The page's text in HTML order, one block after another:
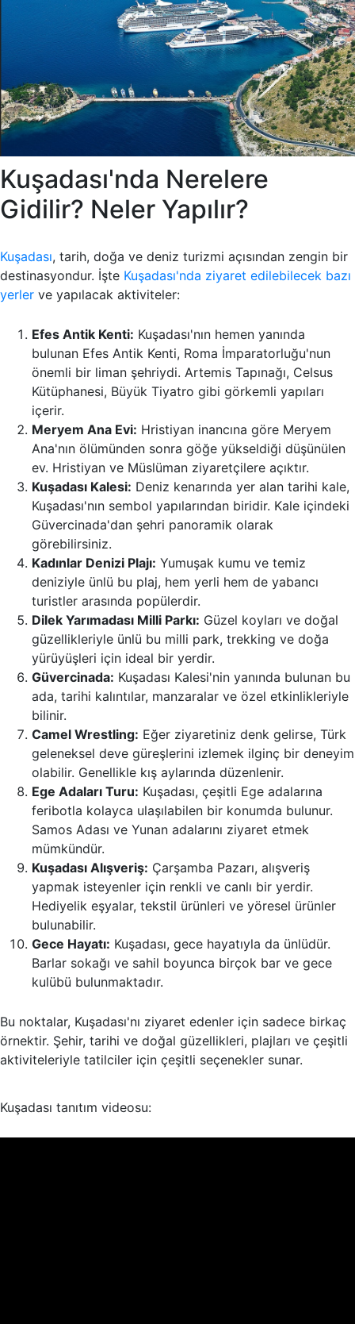
Kuşadası'nda Nerelere
Gidilir? Neler Yapılır?
Kuşadası, tarih, doğa ve deniz turizmi açısından zengin bir
destinasyondur. İşte Kuşadası'nda ziyaret edilebilecek bazı
yerler ve yapılacak aktiviteler:
Efes Antik Kenti: Kuşadası'nın hemen yanında
bulunan Efes Antik Kenti, Roma İmparatorluğu'nun
önemli bir liman şehriydi. Artemis Tapınağı, Celsus
Kütüphanesi, Büyük Tiyatro gibi görkemli yapıları
içerir.
Meryem Ana Evi: Hristiyan inancına göre Meryem
Ana'nın ölümünden sonra göğe yükseldiği düşünülen
ev. Hristiyan ve Müslüman ziyaretçilere açıktır.
Kuşadası Kalesi: Deniz kenarında yer alan tarihi kale,
Kuşadası'nın sembol yapılarından biridir. Kale içindeki
Güvercinada'dan şehri panoramik olarak
görebilirsiniz.
Kadınlar Denizi Plajı: Yumuşak kumu ve temiz
deniziyle ünlü bu plaj, hem yerli hem de yabancı
turistler arasında popülerdir.
Dilek Yarımadası Milli Parkı: Güzel koyları ve doğal
güzellikleriyle ünlü bu milli park, trekking ve doğa
yürüyüşleri için ideal bir yerdir.
Güvercinada: Kuşadası Kalesi'nin yanında bulunan bu
ada, tarihi kalıntılar, manzaralar ve özel etkinlikleriyle
bilinir.
Camel Wrestling: Eğer ziyaretiniz denk gelirse, Türk
geleneksel deve güreşlerini izlemek ilginç bir deneyim
olabilir. Genellikle kış aylarında düzenlenir.
Ege Adaları Turu: Kuşadası, çeşitli Ege adalarına
feribotla kolayca ulaşılabilen bir konumda bulunur.
Samos Adası ve Yunan adalarını ziyaret etmek
mümkündür.
Kuşadası Alışveriş: Çarşamba Pazarı, alışveriş
yapmak isteyenler için renkli ve canlı bir yerdir.
Hediyelik eşyalar, tekstil ürünleri ve yöresel ürünler
bulunabilir.
Gece Hayatı: Kuşadası, gece hayatıyla da ünlüdür.
Barlar sokağı ve sahil boyunca birçok bar ve gece
kulübü bulunmaktadır.
Bu noktalar, Kuşadası'nı ziyaret edenler için sadece birkaç
örnektir. Şehir, tarihi ve doğal güzellikleri, plajları ve çeşitli
aktiviteleriyle tatilciler için çeşitli seçenekler sunar.
Kuşadası tanıtım videosu: